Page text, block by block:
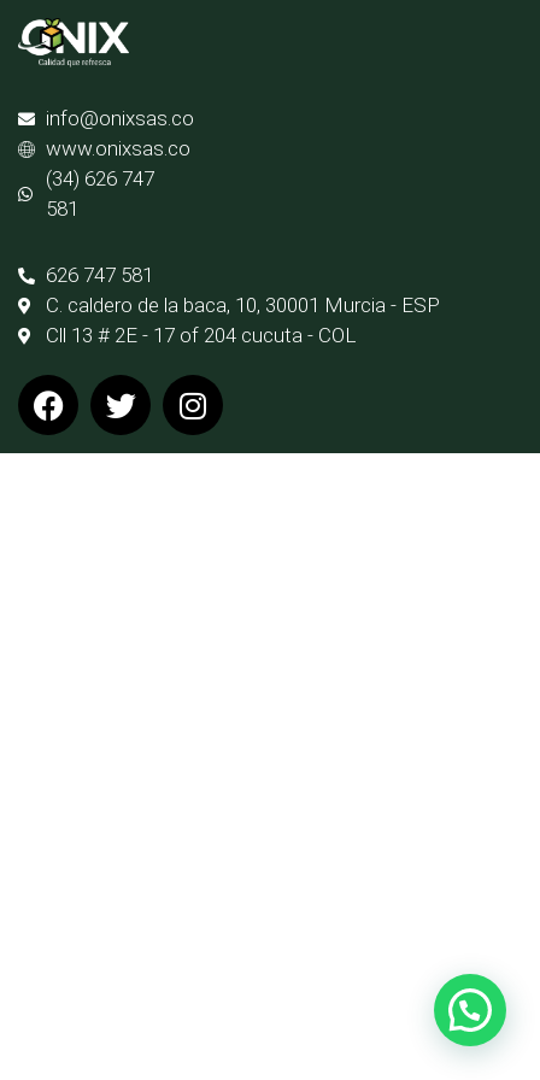
info@onixsas.co
www.onixsas.co
(34) 626 747
581
626 747 581
C. caldero de la baca, 10, 30001 Murcia - ESP
Cll 13 # 2E - 17 of 204 cucuta - COL